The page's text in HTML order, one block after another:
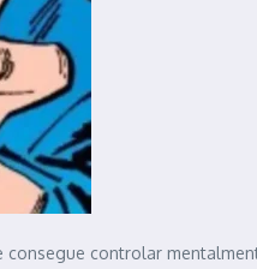
consegue controlar